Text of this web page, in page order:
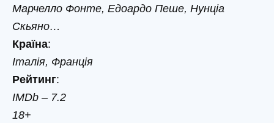
Марчелло Фонте, Едоардо Пеше, Нунціа
Скьяно…
Країна:
Італія, Франція
Рейтинг:
IMDb – 7.2
18+